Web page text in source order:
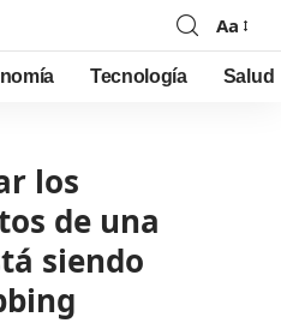
Font
Resizer
Aa
Tecnología Salud
los
de una
siendo